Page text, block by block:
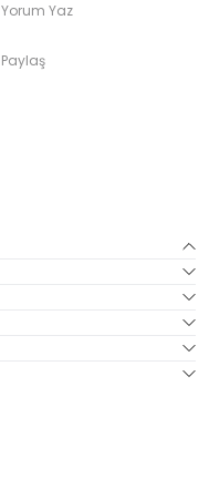
Yorum Yaz
Paylaş